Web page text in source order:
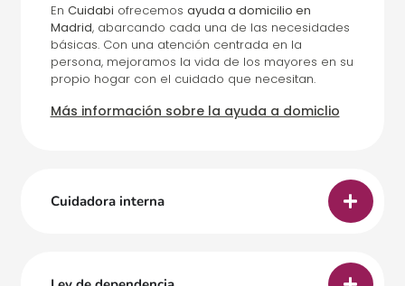
En Cuidabi ofrecemos ayuda a domicilio en
Madrid, abarcando cada una de las necesidades
básicas. Con una atención centrada en la
persona, mejoramos la vida de los mayores en su
propio hogar con el cuidado que necesitan.
Más información sobre la ayuda a domiclio
Cuidadora interna